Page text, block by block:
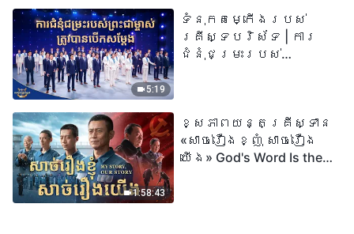
២០២៦
5:19
ទំនុកតម្កើង​របស់​
គ្រីស្ទបរិស័ទ | ការ
ជំនុំជម្រះរបស់
1:58:43
ខ្សែភាពយន្តគ្រីស្ទាន
«សាច់រឿងខ្ញុំ សាច់រឿង
យើង» God's Word Is the